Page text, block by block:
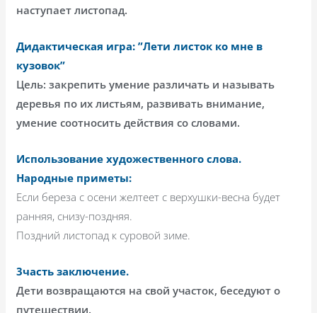
наступает листопад.
Дидактическая игра: ”Лети листок ко мне в
кузовок”
Цель: закрепить умение различать и называть
деревья по их листьям, развивать внимание,
умение соотносить действия со словами.
Использование художественного слова.
Народные приметы:
Если береза с осени желтеет с верхушки-весна будет
ранняя, снизу-поздняя.
Поздний листопад к суровой зиме.
3часть заключение.
Дети возвращаются на свой участок, беседуют о
путешествии.